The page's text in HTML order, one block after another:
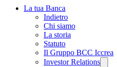
La tua Banca
Indietro
Chi siamo
La storia
Statuto
Il Gruppo BCC Iccrea
Investor Relations